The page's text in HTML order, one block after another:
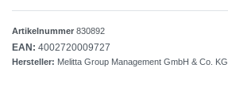
Artikelnummer 830892
EAN: 4002720009727
Hersteller: Melitta Group Management GmbH & Co. KG